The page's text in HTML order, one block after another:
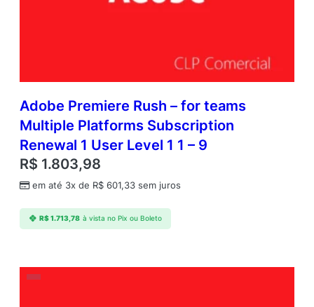
Adobe Premiere Rush – for teams
Multiple Platforms Subscription
Renewal 1 User Level 1 1 – 9
R$ 1.803,98
em até 3x de R$ 601,33 sem juros
R$1.713,78 à vista no Pix ou Boleto